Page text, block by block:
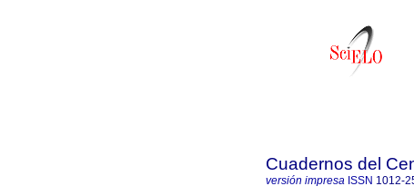
Cuadernos del
versión impresa ISSN 1012-